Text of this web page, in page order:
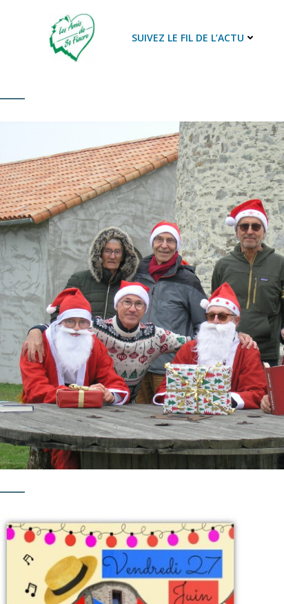
SUIVEZ LE FIL DE L’ACTU